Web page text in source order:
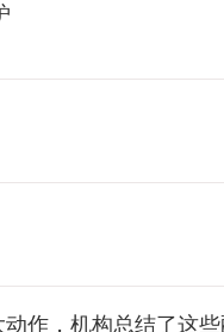
作，机构总结了这